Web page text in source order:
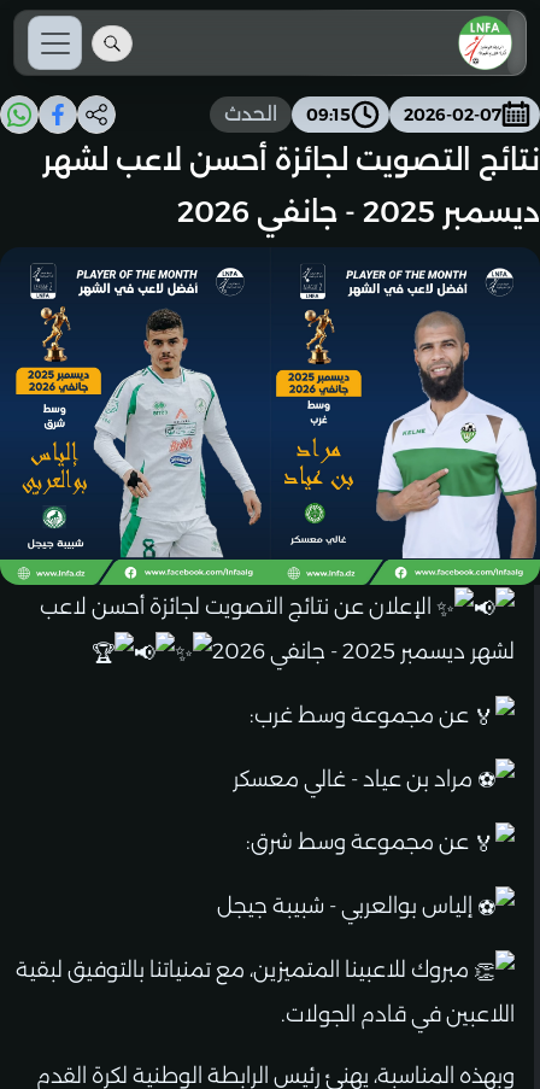
2026-02-07
09:15 الحدث
نتائج التصويت لجائزة أحسن لاعب لشهر
ديسمبر 2025 - جانفي 2026
الإعلان عن نتائج التصويت لجائزة أحسن لاعب
لشهر ديسمبر 2025 - جانفي 2026
عن مجموعة وسط غرب:
مراد بن عياد - غالي معسكر
عن مجموعة وسط شرق:
إلياس بوالعربي - شبيبة جيجل
مبروك للاعبينا المتميزين، مع تمنياتنا بالتوفيق لبقية
اللاعبين في قادم الجولات.
وبهذه المناسبة، يهنئ رئيس الرابطة الوطنية لكرة القدم